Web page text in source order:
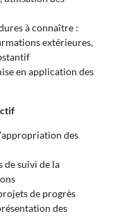
à connaître :
extérieures,
en application des
des
de suivi de la
de progrès
des